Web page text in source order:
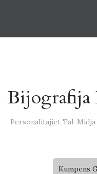
Personalitajiet Tal-Midja
Kumpens